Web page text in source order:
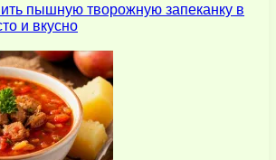
пышную творожную запеканку в
и вкусно